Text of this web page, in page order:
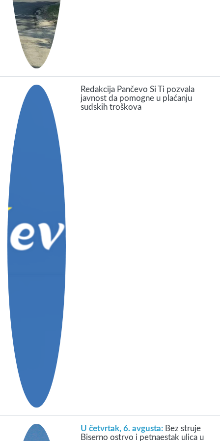
Redakcija Pančevo Si Ti pozvala
javnost da pomogne u plaćanju
sudskih troškova
U četvrtak, 6. avgusta: Bez struje
Biserno ostrvo i petnaestak ulica u